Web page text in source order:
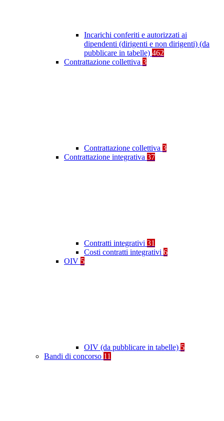
Incarichi conferiti e autorizzati ai
dipendenti (dirigenti e non dirigenti) (da
pubblicare in tabelle) 462
Contrattazione collettiva 3
Contrattazione collettiva 3
Contrattazione integrativa 37
Contratti integrativi 31
Costi contratti integrativi 6
OIV 5
OIV (da pubblicare in tabelle) 5
Bandi di concorso 11